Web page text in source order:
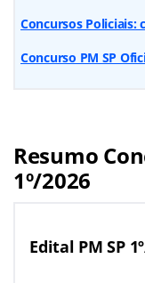
Concursos
Concurso PM SP
Resumo
1º/2026
Edital PM SP